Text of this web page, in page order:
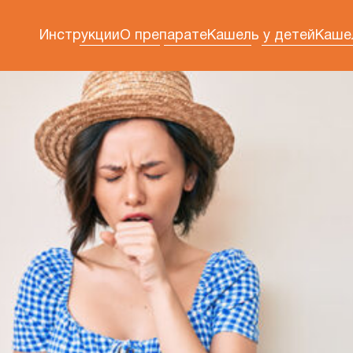
ИнструкцииО препаратеКашель у детей